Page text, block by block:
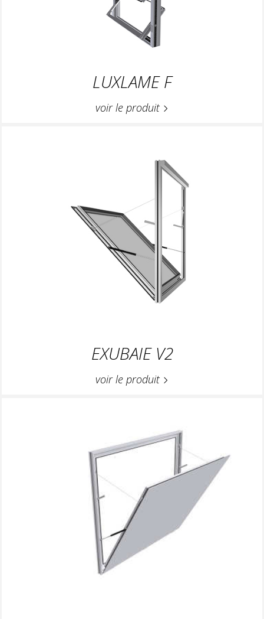
LUXLAME F
voir le produit
EXUBAIE V2
voir le produit